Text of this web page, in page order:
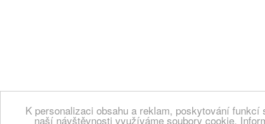
K personalizaci obsahu a reklam, poskytování
naší návštěvnosti využíváme soubory cookie.